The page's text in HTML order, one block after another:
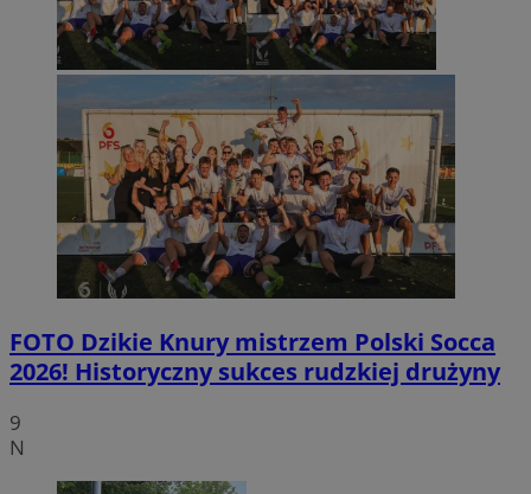
FOTO Dzikie Knury mistrzem Polski Socca
2026! Historyczny sukces rudzkiej drużyny
9
N